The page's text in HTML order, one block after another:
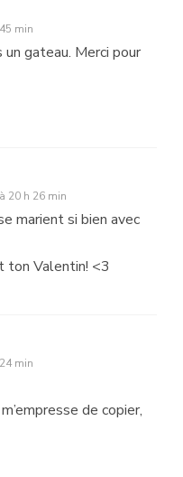
min
un gateau. Merci pour
20 h 26 min
marient si bien avec
ton Valentin! <3
min
de copier,